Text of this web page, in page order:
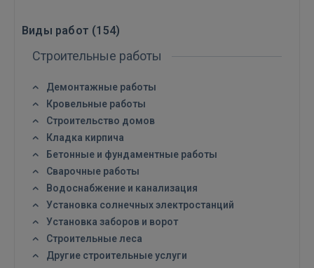
Виды работ (154)
Строительные работы
Демонтажные работы
Кровельные работы
Строительство домов
Кладка кирпича
Бетонные и фундаментные работы
Сварочные работы
Водоснабжение и канализация
Установка солнечных электростанций
Установка заборов и ворот
Строительные леса
Другие строительные услуги